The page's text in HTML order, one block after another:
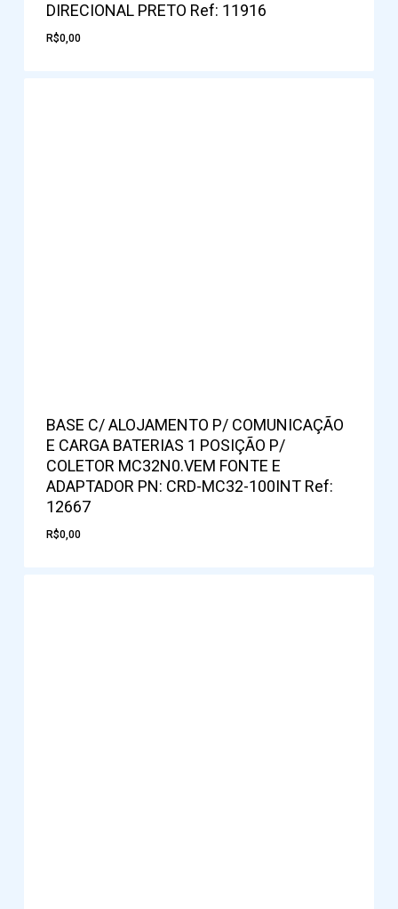
DIRECIONAL PRETO Ref: 11916
R$0,00
BASE C/ ALOJAMENTO P/ COMUNICAÇÃO
E CARGA BATERIAS 1 POSIÇÃO P/
COLETOR MC32N0.VEM FONTE E
ADAPTADOR PN: CRD-MC32-100INT Ref:
12667
R$0,00